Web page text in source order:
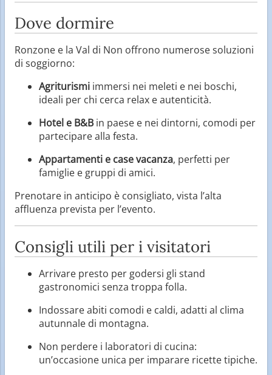
Dove dormire
Ronzone e la Val di Non offrono numerose soluzioni
di soggiorno:
Agriturismi immersi nei meleti e nei boschi,
ideali per chi cerca relax e autenticità.
Hotel e B&B in paese e nei dintorni, comodi per
partecipare alla festa.
Appartamenti e case vacanza, perfetti per
famiglie e gruppi di amici.
Prenotare in anticipo è consigliato, vista l’alta
affluenza prevista per l’evento.
Consigli utili per i visitatori
Arrivare presto per godersi gli stand
gastronomici senza troppa folla.
Indossare abiti comodi e caldi, adatti al clima
autunnale di montagna.
Non perdere i laboratori di cucina:
un’occasione unica per imparare ricette tipiche.